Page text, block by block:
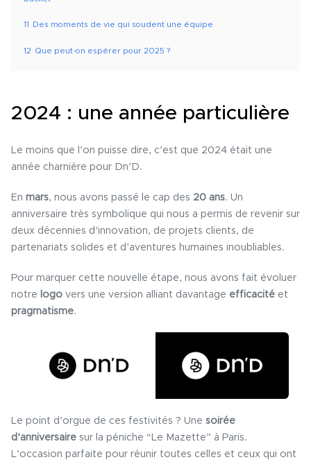
11 Des moments de vie qui soudent une équipe
12 Que peut-on espérer pour 2025 ?
2024 : une année particulière
Le moins que l’on puisse dire, c’est que 2024 était une
année charnière pour Dn’D.
En mars, nous avons passé le cap des 20 ans. Un
anniversaire très symbolique qui nous a permis de revenir sur
deux décennies d’innovation, de projets clients, de
partenariats solides et d’aventures humaines inoubliables.
Pour marquer cette nouvelle étape, nous avons fait évoluer
notre
logo vers une version alliant davantage efficacité et
pragmatisme.
Le point d’orgue de ces festivités ? Une soirée
d’anniversaire sur la péniche “Le Mazette” à Paris.
L’occasion parfaite pour réunir toutes celles et ceux qui ont